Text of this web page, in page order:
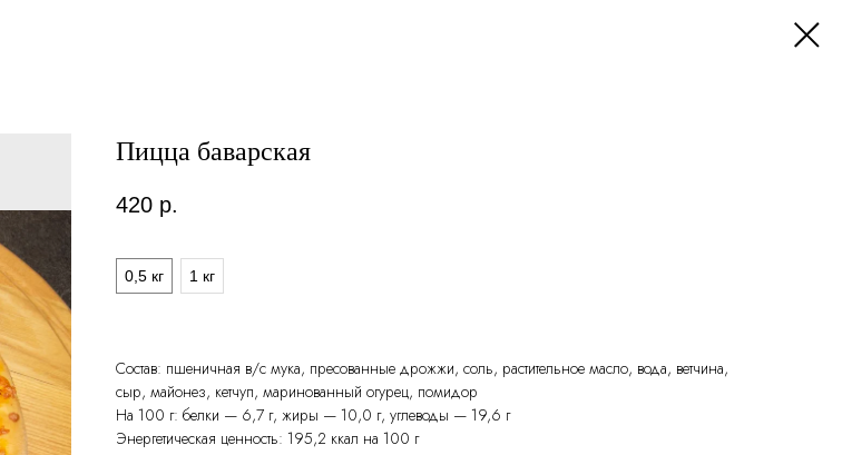
Пицца баварская
420 р.
0,5 кг
1 кг
Состав: пшеничная в/с мука, пресованные дрожжи, соль, растительное масло, вода, ветчина,
сыр, майонез, кетчуп, маринованный огурец, помидор
На 100 г: белки — 6,7 г, жиры — 10,0 г, углеводы — 19,6 г
Энергетическая ценность: 195,2 ккал на 100 г